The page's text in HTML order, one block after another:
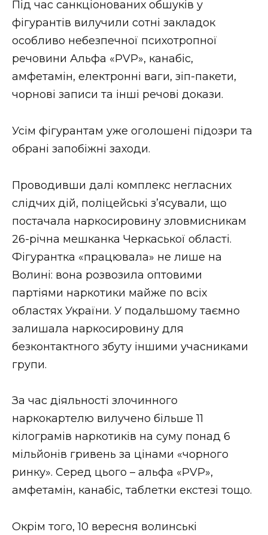
Під час санкціонованих обшуків у
фігурантів вилучили сотні закладок
особливо небезпечної психотропної
речовини Альфа «PVP», канабіс,
амфетамін, електронні ваги, зіп-пакети,
чорнові записи та інші речові докази.
Усім фігурантам уже оголошені підозри та
обрані запобіжні заходи.
Проводивши далі комплекс негласних
слідчих дій, поліцейські з’ясували, що
постачала наркосировину зловмисникам
26-річна мешканка Черкаської області.
Фігурантка «працювала» не лише на
Волині: вона розвозила оптовими
партіями наркотики майже по всіх
областях України. У подальшому таємно
залишала наркосировину для
безконтактного збуту іншими учасниками
групи.
За час діяльності злочинного
наркокартелю вилучено більше 11
кілограмів наркотиків на суму понад 6
мільйонів гривень за цінами «чорного
ринку». Серед цього – альфа «PVP»,
амфетамін, канабіс, таблетки екстезі тощо.
Окрім того, 10 вересня волинські